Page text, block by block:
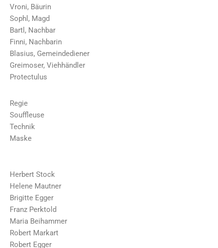
Vroni, Bäurin
Sophl, Magd
Bartl, Nachbar
Finni, Nachbarin
Blasius, Gemeindediener
Greimoser, Viehhändler
Protectulus
Regie
Souffleuse
Technik
Maske
Herbert Stock
Helene Mautner
Brigitte Egger
Franz Perktold
Maria Beihammer
Robert Markart
Robert Egger